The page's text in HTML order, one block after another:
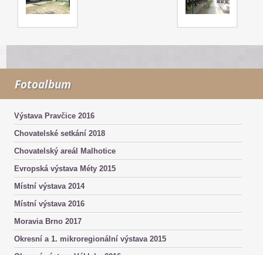
Fotoalbum
Výstava Pravčice 2016
Chovatelské setkání 2018
Chovatelský areál Malhotice
Evropská výstava Méty 2015
Místní výstava 2014
Místní výstava 2016
Moravia Brno 2017
Okresní a 1. mikroregionální výstava 2015